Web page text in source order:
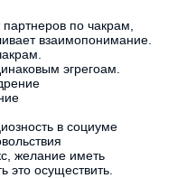
по чакрам,
взаимопонимание.
эгрегоам.
в социуме
желание иметь
это осуществить.